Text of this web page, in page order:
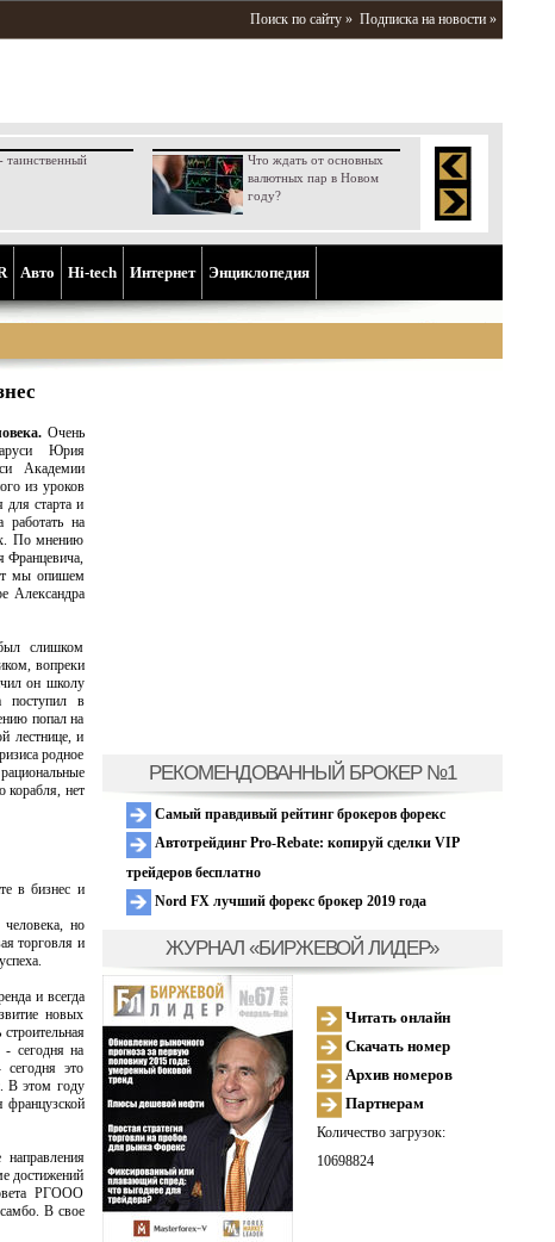
Поиск по сайту » Подписка на новости »
Что ждать от основных
валютных пар в Новом
году?
Aвто Hi-tech Интернет Энциклопедия
Очень
Юрия
Академии
из уроков
для старта и
работать на
По мнению
Францевича,
мы опишем
Александра
слишком
вопреки
он школу
поступил в
попал на
лестнице, и
родное
корабля, нет
в бизнес и
но
торговля и
и всегда
новых
сегодня на
сегодня это
В этом году
достижений
РГООО
В свое
РЕКОМЕНДОВАННЫЙ БРОКЕР №1
Самый правдивый рейтинг брокеров форекс
Автотрейдинг Pro-Rebate: копируй сделки VIP
трейдеров бесплатно
Nord FX лучший форекс брокер 2019 года
ЖУРНАЛ «БИРЖЕВОЙ ЛИДЕР»
Читать онлайн
Скачать номер
Архив номеров
Партнерам
Количество загрузок:
10698824